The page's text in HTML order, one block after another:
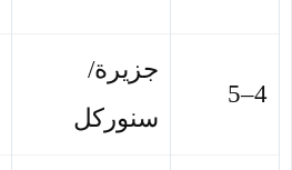
4–5
جزيرة/
سنوركل